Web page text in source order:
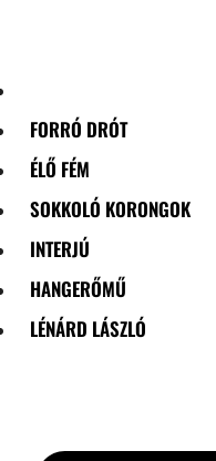
FORRÓ DRÓT
ÉLŐ FÉM
SOKKOLÓ KORONGOK
INTERJÚ
HANGERŐMŰ
LÉNÁRD LÁSZLÓ